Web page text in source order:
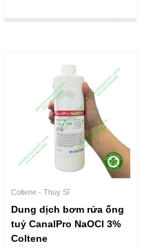
Coltene - Thuỵ Sĩ
Dung dịch bơm rửa ống
tuỷ CanalPro NaOCl 3%
Coltene